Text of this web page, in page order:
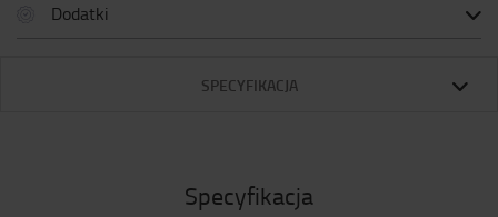
Dodatki
SPECYFIKACJA
Specyfikacja